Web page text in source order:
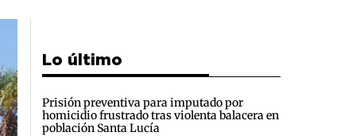
Lo último
Prisión preventiva para imputado por
homicidio frustrado tras violenta balacera en
población Santa Lucía